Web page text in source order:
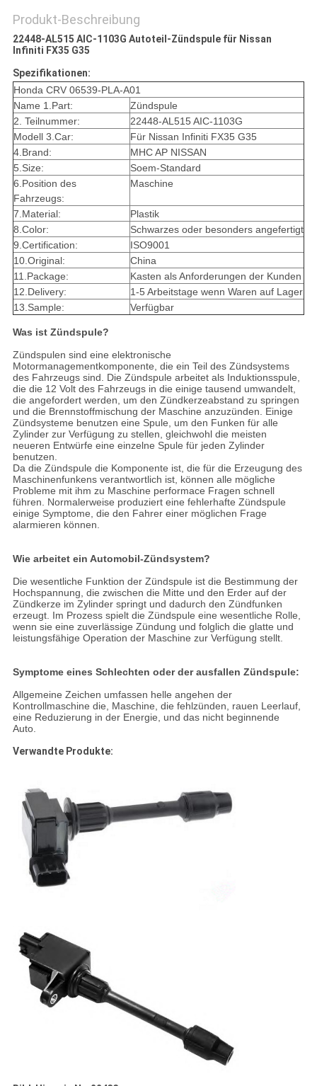
Produkt-Beschreibung
22448-AL515 AIC-1103G Autoteil-Zündspule für Nissan
Infiniti FX35 G35
Spezifikationen:
Honda CRV 06539-PLA-A01
Name 1.Part:
Zündspule
2. Teilnummer:
22448-AL515 AIC-1103G
Modell 3.Car:
Für Nissan Infiniti FX35 G35
4.Brand:
MHC AP NISSAN
5.Size:
Soem-Standard
6.Position des
Fahrzeugs:
Maschine
7.Material:
Plastik
8.Color:
Schwarzes oder besonders angefertigt
9.Certification:
ISO9001
10.Original:
China
11.Package:
Kasten als Anforderungen der Kunden
12.Delivery:
1-5 Arbeitstage wenn Waren auf Lager
13.Sample:
Verfügbar
Was ist Zündspule?
Zündspulen sind eine elektronische
Motormanagementkomponente, die ein Teil des Zündsystems
des Fahrzeugs sind. Die Zündspule arbeitet als Induktionsspule,
die die 12 Volt des Fahrzeugs in die einige tausend umwandelt,
die angefordert werden, um den Zündkerzeabstand zu springen
und die Brennstoffmischung der Maschine anzuzünden. Einige
Zündsysteme benutzen eine Spule, um den Funken für alle
Zylinder zur Verfügung zu stellen, gleichwohl die meisten
neueren Entwürfe eine einzelne Spule für jeden Zylinder
benutzen.
Da die Zündspule die Komponente ist, die für die Erzeugung des
Maschinenfunkens verantwortlich ist, können alle mögliche
Probleme mit ihm zu Maschine performace Fragen schnell
führen. Normalerweise produziert eine fehlerhafte Zündspule
einige Symptome, die den Fahrer einer möglichen Frage
alarmieren können.
Wie arbeitet ein Automobil-Zündsystem?
Die wesentliche Funktion der Zündspule ist die Bestimmung der
Hochspannung, die zwischen die Mitte und den Erder auf der
Zündkerze im Zylinder springt und dadurch den Zündfunken
erzeugt. Im Prozess spielt die Zündspule eine wesentliche Rolle,
wenn sie eine zuverlässige Zündung und folglich die glatte und
leistungsfähige Operation der Maschine zur Verfügung stellt.
Symptome eines Schlechten oder der ausfallen Zündspule:
Allgemeine Zeichen umfassen helle angehen der
Kontrollmaschine die, Maschine, die fehlzünden, rauen Leerlauf,
eine Reduzierung in der Energie, und das nicht beginnende
Auto.
Verwandte Produkte: